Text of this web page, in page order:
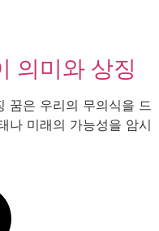
의미와 상징
꿈은 우리의 무의식을 드
나 미래의 가능성을 암시